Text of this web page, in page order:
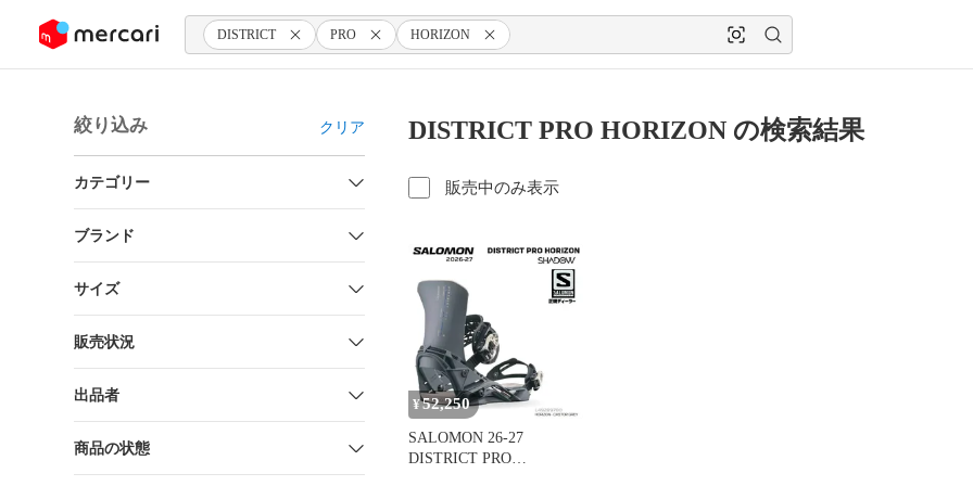
ツにスキップ DISTRICT PRO HORIZON
絞り込み クリア
カテゴリー
ブランド
サイズ
販売状況
出品者
商品の状態
DISTRICT PRO HORIZON の検索結果
販売中のみ表示
¥52,250
SALOMON 26-27
DISTRICT PRO